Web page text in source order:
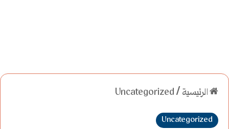
الرئيسية /
Uncategorized
Uncategorized